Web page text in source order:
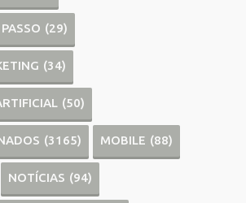
(29)
(34)
(50)
(3165) MOBILE (88)
NOTÍCIAS (94)